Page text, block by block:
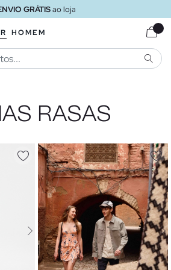
GRÁTISao loja
HOMEM
RASAS